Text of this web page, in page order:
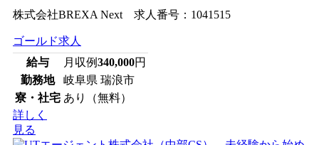
株式会社BREXA Next 求人番号：1041515
ゴールド求人
給与
月収例340,000円
勤務地
岐阜県 瑞浪市
寮・社宅 あり（無料）
詳しく
見る